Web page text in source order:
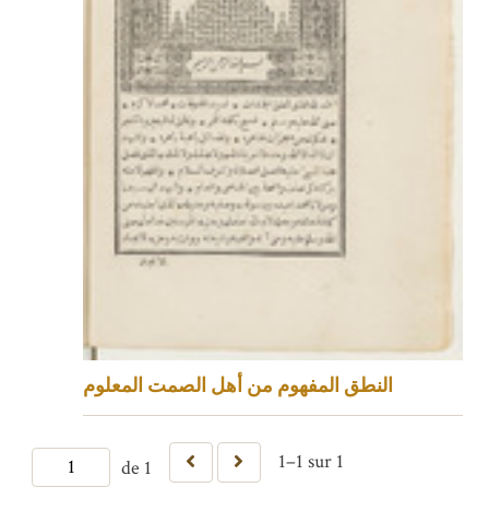
النطق المفهوم من أهل الصمت المعلوم
de 1 1–1 sur 1